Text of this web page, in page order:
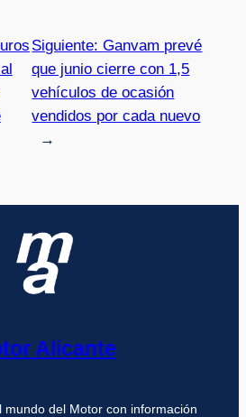
Siguiente:Ganvam prevé
que junio cierre con 1,5
vehículos de ocasión
vendidos por cada nuevo
→
Alicante
mundo del Motor con información